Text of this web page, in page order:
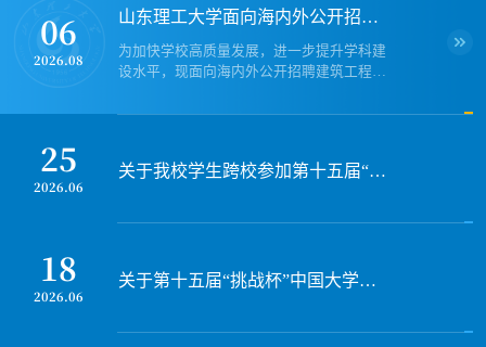
06
2026.08
山东理工大学面向海内外公开招聘建筑工程与空间信息学院院长公告
为加快学校高质量发展，进一步提升学科建
设水平，现面向海内外公开招聘建筑工程与
关学科），具体事宜如下。一、人选条件1.
师风和个人品行。2.熟悉学科建设规律，学
25
2026.06
关于我校学生跨校参加第十五届“挑战杯”中国大学生创业计划竞赛的情况公示
18
2026.06
关于第十五届“挑战杯”中国大学生创业计划竞赛推送国赛名单的公示
报告嘉宾：Miguel A. F. Sanjuan教授
报告地点：15号教学楼430室